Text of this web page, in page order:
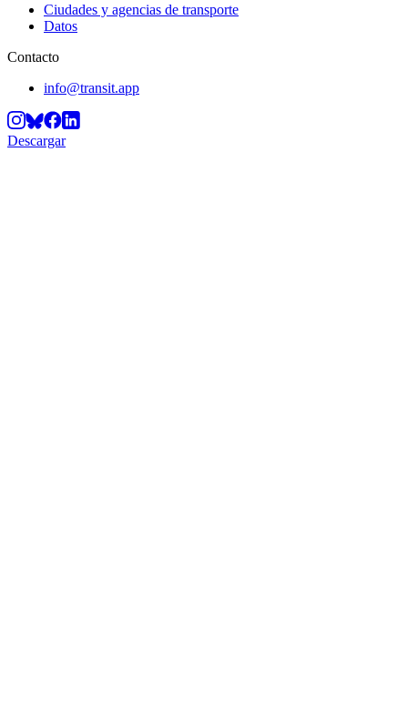
Ciudades y agencias de transporte
Datos
Contacto
info@transit.app
Descargar